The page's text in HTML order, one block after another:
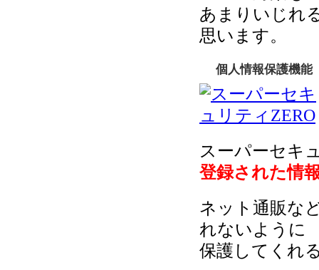
あまりいじれ
思います。
個人情報保護機能
スーパーセキ
登録された情
ネット通販な
れないように
保護してくれ